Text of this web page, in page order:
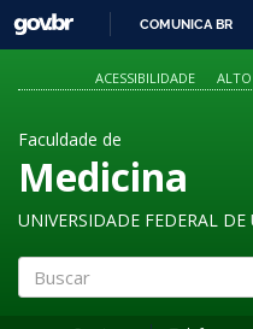
GOVBR
COMUNICA BR
ACESSIBILIDADE
Faculdade de
Medicina
UNIVERSIDADE FEDERAL